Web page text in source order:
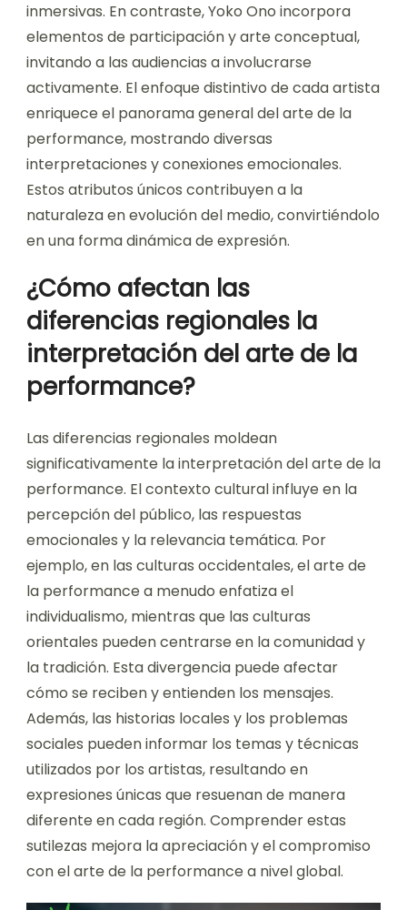
inmersivas. En contraste, Yoko Ono incorpora
elementos de participación y arte conceptual,
invitando a las audiencias a involucrarse
activamente. El enfoque distintivo de cada artista
enriquece el panorama general del arte de la
performance, mostrando diversas
interpretaciones y conexiones emocionales.
Estos atributos únicos contribuyen a la
naturaleza en evolución del medio, convirtiéndolo
en una forma dinámica de expresión.
¿Cómo afectan las
diferencias regionales la
interpretación del arte de la
performance?
Las diferencias regionales moldean
significativamente la interpretación del arte de la
performance. El contexto cultural influye en la
percepción del público, las respuestas
emocionales y la relevancia temática. Por
ejemplo, en las culturas occidentales, el arte de
la performance a menudo enfatiza el
individualismo, mientras que las culturas
orientales pueden centrarse en la comunidad y
la tradición. Esta divergencia puede afectar
cómo se reciben y entienden los mensajes.
Además, las historias locales y los problemas
sociales pueden informar los temas y técnicas
utilizados por los artistas, resultando en
expresiones únicas que resuenan de manera
diferente en cada región. Comprender estas
sutilezas mejora la apreciación y el compromiso
con el arte de la performance a nivel global.